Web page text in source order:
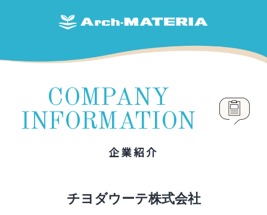
COMPANY
INFORMATION
企業紹介
チヨダウーテ株式会社